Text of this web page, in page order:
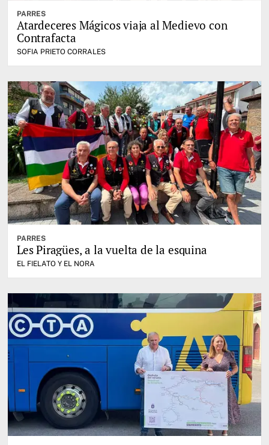
PARRES
Atardeceres Mágicos viaja al Medievo con
Contrafacta
SOFIA PRIETO CORRALES
PARRES
Les Piragües, a la vuelta de la esquina
EL FIELATO Y EL NORA